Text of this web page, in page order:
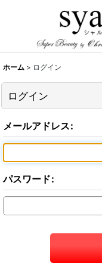
ホーム > ログイン
ログイン
メールアドレス:
パスワード: